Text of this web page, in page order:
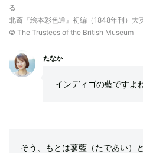
る
北斎『絵本彩色通』初編（1848年刊）大
© The Trustees of the British Museum
たなか
インディゴの藍ですよ
そう、もとは蓼藍（たであい）